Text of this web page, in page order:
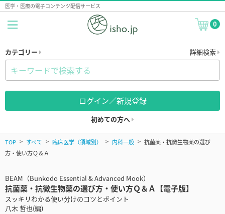
医学・医療の電子コンテンツ配信サービス
0
カテゴリー 詳細検索
ログイン／新規登録
初めての方へ
TOP すべて 臨床医学（領域別） 内科一般
抗菌薬・抗微生物薬の選び
方・使い方Ｑ＆Ａ
BEAM（Bunkodo Essential & Advanced Mook）
抗菌薬・抗微生物薬の選び方・使い方Ｑ＆Ａ【電子版】
スッキリわかる使い分けのコツとポイント
八木 哲也(編)